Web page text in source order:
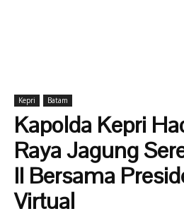
Kepri Batam
Kapolda Kepri
Raya Jagung
II Bersama
Virtual